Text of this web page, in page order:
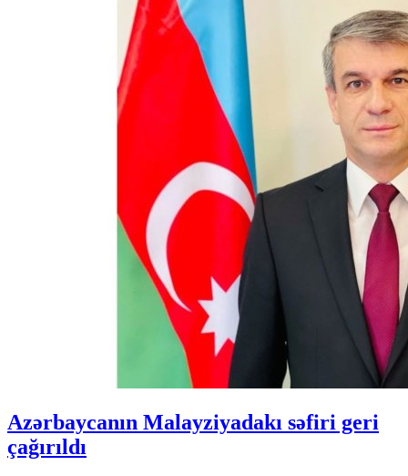
Azərbaycanın Malayziyadakı səfiri geri
çağırıldı